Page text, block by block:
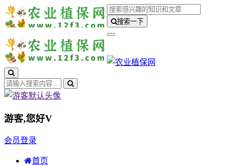
搜索一下
游客,您好V
会员登录
首页